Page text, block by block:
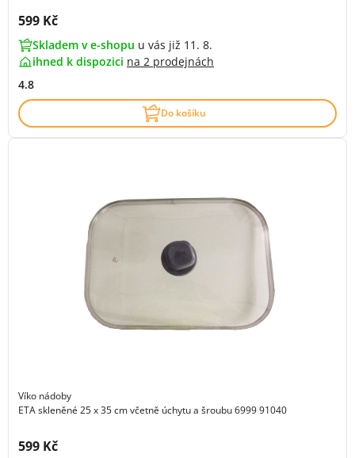
Cena s DPH:
599 Kč
Skladem v e-shopu u vás již 11. 8.
ihned k dispozici na 2 prodejnách
4.8
Do košíku
Víko nádoby
ETA skleněné 25 x 35 cm včetně úchytu a šroubu 6999 91040
Cena s DPH:
599 Kč